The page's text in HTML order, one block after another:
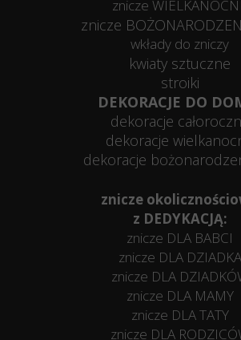
znicze
znicze
wkłady do zniczy
kwiaty sztuczne
stroiki
DEKORACJE DO
dekoracje
dekoracje
dekoracje
znicze
z DEDYKACJĄ:
znicze DLA BABCI
znicze DLA DZIADKA
znicze DLA
znicze DLA MAMY
znicze DLA TATY
znicze DLA